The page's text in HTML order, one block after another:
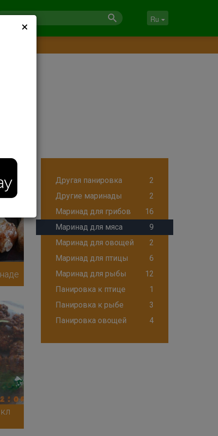
Ru
×
Другая панировка
2
Другие маринады
2
Маринад для грибов
16
Маринад для мяса
9
Маринад для овощей
2
Маринад для птицы
6
Маринад для рыбы
12
Панировка к птице
1
Панировка к рыбе
3
Панировка овощей
4